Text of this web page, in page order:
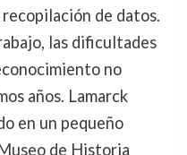
de datos.
las dificultades
no
años. Lamarck
en un pequeño
de Historia